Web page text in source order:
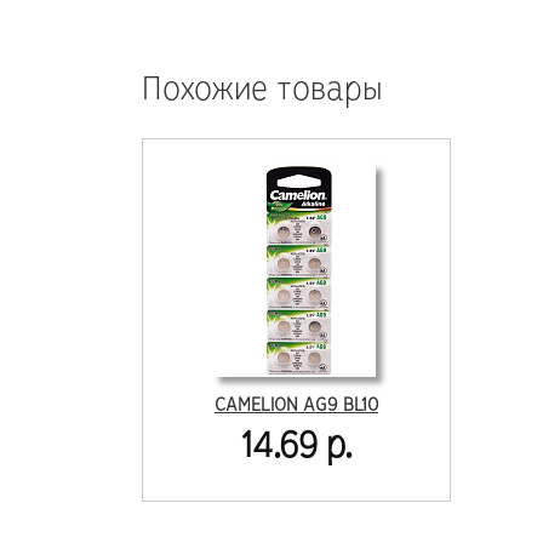
Похожие товары
CAMELION AG9 BL10
14.69 р.